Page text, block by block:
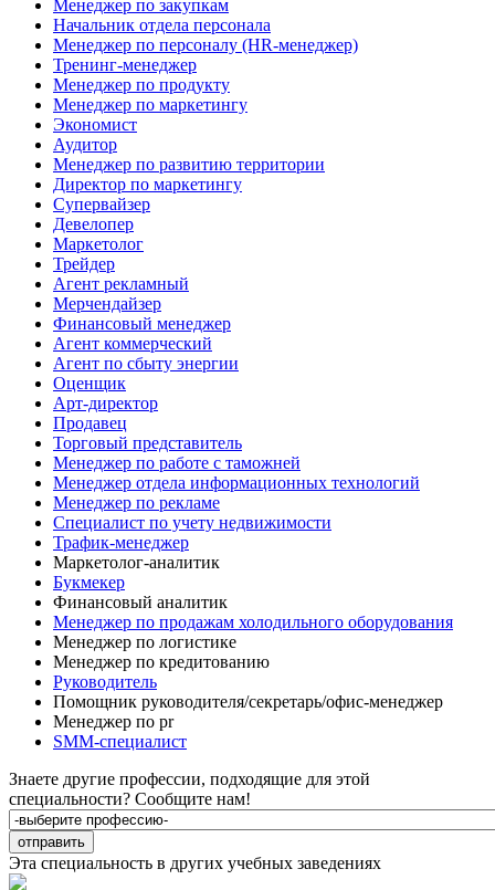
Менеджер по закупкам
Начальник отдела персонала
Менеджер по персоналу (HR-менеджер)
Тренинг-менеджер
Менеджер по продукту
Менеджер по маркетингу
Экономист
Аудитор
Менеджер по развитию территории
Директор по маркетингу
Супервайзер
Девелопер
Маркетолог
Трейдер
Агент рекламный
Мерчендайзер
Финансовый менеджер
Агент коммерческий
Агент по сбыту энергии
Оценщик
Арт-директор
Продавец
Торговый представитель
Менеджер по работе с таможней
Менеджер отдела информационных технологий
Менеджер по рекламе
Специалист по учету недвижимости
Трафик-менеджер
Маркетолог-аналитик
Букмекер
Финансовый аналитик
Менеджер по продажам холодильного оборудования
Менеджер по логистике
Менеджер по кредитованию
Руководитель
Помощник руководителя/секретарь/офис-менеджер
Менеджер по pr
SMM-специалист
Знаете другие профессии, подходящие для этой
специальности? Сообщите нам!
Эта специальность в других учебных заведениях